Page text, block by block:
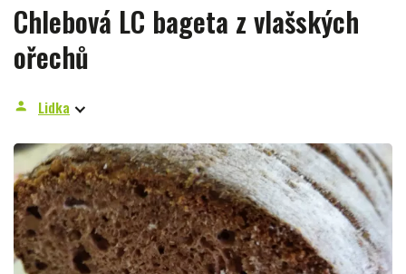
Chlebová LC bageta z vlašských
ořechů
person Lidka